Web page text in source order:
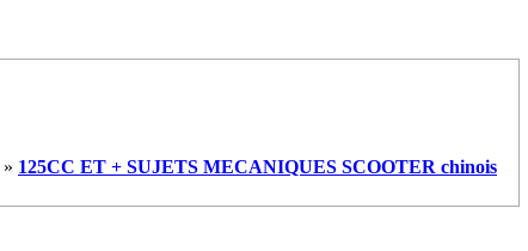
» 125CC ET + SUJETS MECANIQUES SCOOTER chinois